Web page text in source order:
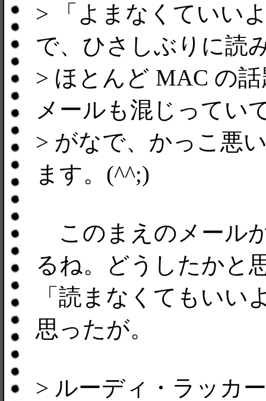
> 「よまなくていい
で、ひさしぶりに読
> ほとんど MAC の
メールも混じってい
> がなで、かっこ悪
ます。(^^;)
このまえのメール
るね。どうしたかと
「読まなくてもいい
思ったが。
> ルーディ・ラッカ